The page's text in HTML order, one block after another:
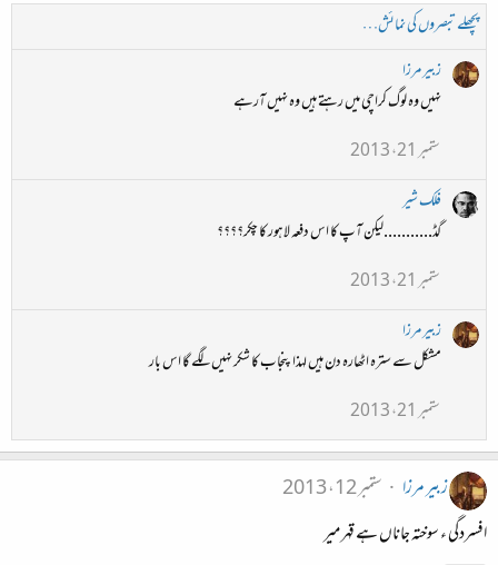
پچھلے تبصروں کی نمائش…
زبیر مرزا
نہیں وہ لوگ کراچی میں رہتے ہیں وہ نہیں آرہے
ستمبر 21، 2013
فلک شیر
گڈ...........لیکن آپ کا اس دفعہ لاہور کا چکر؟؟؟؟
ستمبر 21، 2013
زبیر مرزا
مشکل سے سترہ اٹھارہ دن ہیں لہذا پنجاب کا شکر نہیں لگے گا اس بار
ستمبر 21، 2013
زبیر مرزا
ستمبر 12، 2013
افسردگی ء سوختہ جاناں ہے قہر میر